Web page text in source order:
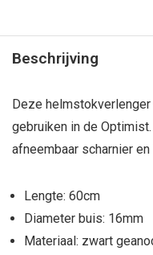
Beschrijving
Deze
gebruiken in de
afneembaar scharnier
Lengte: 60cm
Diameter buis: 16mm
Materiaal: zwart